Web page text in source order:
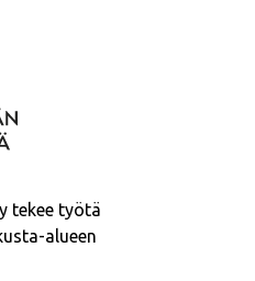
tekee työtä
alueen